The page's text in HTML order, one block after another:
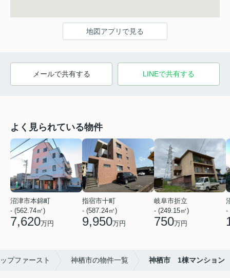
地図アプリで見る
メールで共有する LINEで共有する
よく見られている物件
沼津市本錦町
- (562.74㎡)
7,620万円
指宿市十町
- (587.24㎡)
9,950万円
岐阜市折立
- (249.15㎡)
750万円
-
プファースト 神栖市の物件一覧 神栖市 1棟マンション